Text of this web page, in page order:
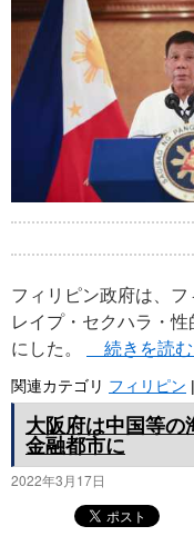
ッ
プ
フィリピン政府は、フ
レイプ・セクハラ・
にした。
続きを読む
関連カテゴリ フィリピン |
大阪府は中国等
金融都市に
2022年3月17日